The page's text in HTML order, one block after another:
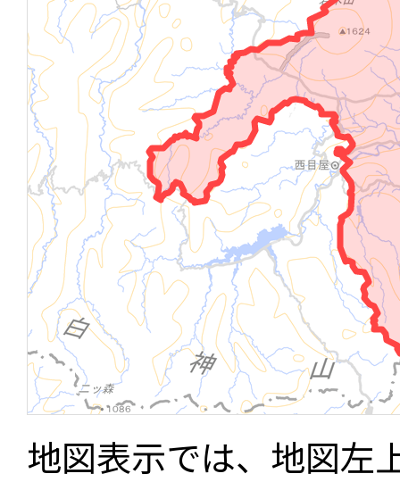
地図表示では、地図左